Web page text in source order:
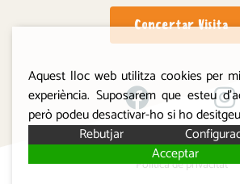
Concertar Visita
© 2024 Escola Bressol El Petit
Política de privacitat
Aquest lloc web utilitza cookies per
experiència. Suposarem que esteu
però podeu desactivar-ho si ho
Rebutjar
Acceptar